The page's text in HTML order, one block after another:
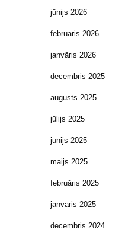
jūnijs 2026
februāris 2026
janvāris 2026
decembris 2025
augusts 2025
jūlijs 2025
jūnijs 2025
maijs 2025
februāris 2025
janvāris 2025
decembris 2024